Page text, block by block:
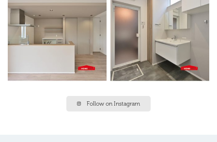
Follow on Instagram